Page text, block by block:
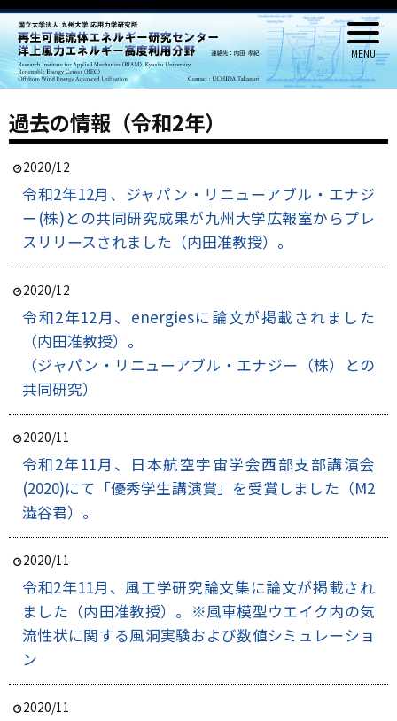
過去の情報（令和2年）
2020/12
令和2年12月、ジャパン・リニューアブル・エナジ
ー(株)との共同研究成果が九州大学広報室からプレ
スリリースされました（内田准教授）。
2020/12
令和2年12月、energiesに論文が掲載されました
（内田准教授）。
（ジャパン・リニューアブル・エナジー（株）との
共同研究）
2020/11
令和2年11月、日本航空宇宙学会西部支部講演会
(2020)にて「優秀学生講演賞」を受賞しました（M2
澁谷君）。
2020/11
令和2年11月、風工学研究論文集に論文が掲載され
ました（内田准教授）。 ※風車模型ウエイク内の気
流性状に関する風洞実験および数値シミュレーショ
ン
2020/11